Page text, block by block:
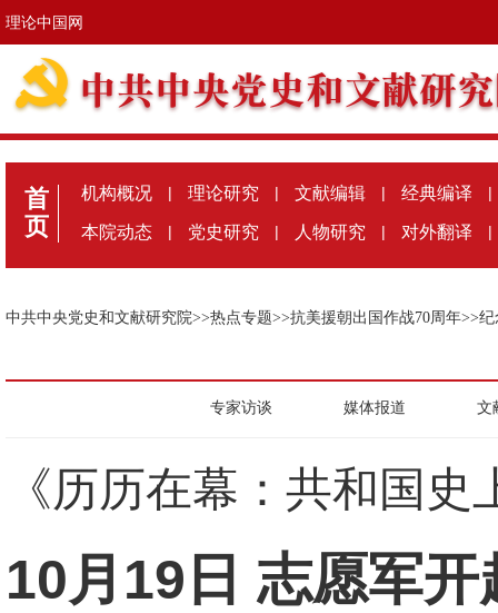
理论中国网
首
页
机构概况 | 理论研究 | 文献编辑 | 经典编译 |
本院动态 | 党史研究 | 人物研究 | 对外翻译 |
中共中央党史和文献研究院>>热点专题>>抗美援朝出国作战70周年>>纪
专家访谈 媒体报道 文
《历历在幕：共和国史
10月19日 志愿军